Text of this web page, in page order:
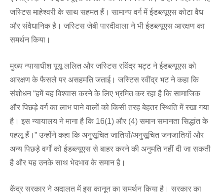
जस्टिस माहेश्वरी के साथ सहमत हैं। सामान्य वर्ग में ईडब्ल्यूएस कोटा वैध
और संवैधानिक है। जस्टिस जेबी पारदीवाला ने भी ईडब्ल्यूएस आरक्षण का
समर्थन किया।
मुख्य न्यायाधीश यूयू ललित और जस्टिस रविंद्र भट्ट ने ईडब्ल्यूएस को
आरक्षण के फैसले पर असहमति जताई। जस्टिस रवींद्र भट ने कहा कि
संशोधन “हमें यह विश्वास करने के लिए भ्रमित कर रहा है कि सामाजिक
और पिछड़े वर्ग का लाभ पाने वालों को किसी तरह बेहतर स्थिति में रखा गया
है। इस न्यायालय ने माना है कि 16(1) और (4) समान समानता सिद्धांत के
पहलू हैं।” उन्होंने कहा कि अनुसूचित जातियों/अनुसूचित जनजातियों और
अन्य पिछड़े वर्गों को ईडब्ल्यूएस से बाहर करने की अनुमति नहीं दी जा सकती
है और यह उनके साथ भेदभाव के समान है।
केंद्र सरकार ने अदालत में इस कानून का समर्थन किया है। सरकार का